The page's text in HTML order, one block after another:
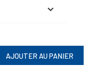
AJOUTER AU PANIER
